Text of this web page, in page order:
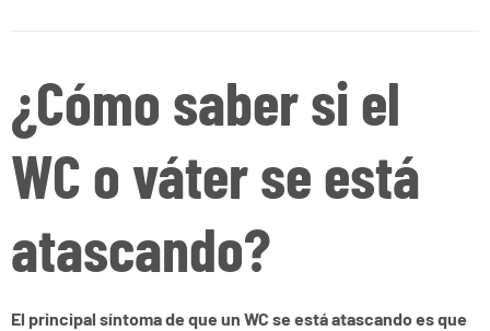
¿Cómo saber si el
WC o váter se está
atascando?
El principal síntoma de que un WC se está atascando es que